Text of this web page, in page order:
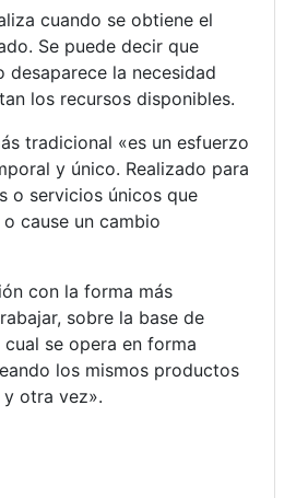
cuando se obtiene el
Se puede decir que
desaparece la necesidad
los recursos disponibles.
tradicional «es un esfuerzo
y único. Realizado para
o servicios únicos que
cause un cambio
con la forma más
sobre la base de
se opera en forma
los mismos productos
otra vez».